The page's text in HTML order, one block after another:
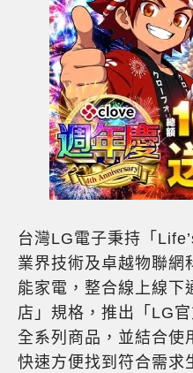
台灣LG電子秉持「
業界技術及卓越物聯網
能家電，整合線上線下
店」規格，推出「LG
全系列商品，並結合使
快速方便找到符合需求